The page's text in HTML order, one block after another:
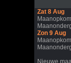
Zat 8 Aug
Zon 9 Aug
Nieuwe